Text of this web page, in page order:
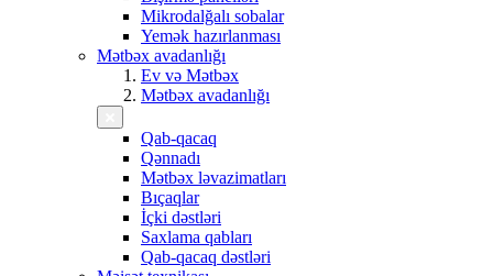
Mikrodalğalı sobalar
Yemək hazırlanması
Mətbəx avadanlığı
Ev və Mətbəx
Mətbəx avadanlığı
Qab-qacaq
Qənnadı
Mətbəx ləvazimatları
Bıçaqlar
İçki dəstləri
Saxlama qabları
Qab-qacaq dəstləri